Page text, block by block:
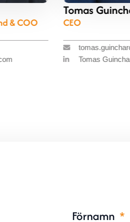
Tomas Guinchard
CEO
tomas.guinchard@adxto.com
Tomas Guinchard
Förnamn